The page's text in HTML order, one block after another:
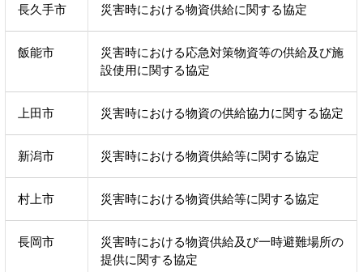
長久手市 災害時における物資供給に関する協定
飯能市
災害時における応急対策物資等の供給及び施
設使用に関する協定
上田市 災害時における物資の供給協力に関する協定
新潟市 災害時における物資供給等に関する協定
村上市 災害時における物資供給等に関する協定
長岡市
災害時における物資供給及び一時避難場所の
提供に関する協定